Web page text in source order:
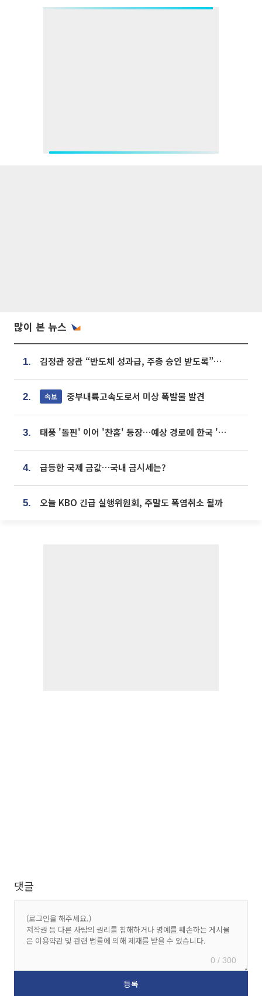
많이 본 뉴스
1. 김정관 장관 “반도체 성과급, 주총 승인 받도록”…상법·자본시장법 개정 시사
2. 속보 중부내륙고속도로서 미상 폭발물 발견
3. 태풍 '돌핀' 이어 '찬홈' 등장…예상 경로에 한국 '한숨'
4. 급등한 국제 금값…국내 금시세는?
5. 오늘 KBO 긴급 실행위원회, 주말도 폭염취소 될까
댓글
0 / 300